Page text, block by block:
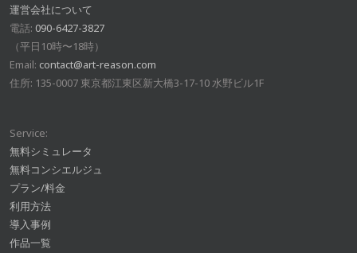
運営会社について
電話: 090-6427-3827
（平日10時〜18時）
Email: contact@art-reason.com
住所: 135-0007 東京都江東区新大橋3-17-10 水野ビル1F
Service:
無料シミュレータ
無料コンシエルジュ
プラン/料金
利用方法
導入事例
作品一覧